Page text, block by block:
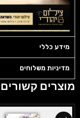
מידע כללי
מדיניות משלוחים
מוצרים קשורים